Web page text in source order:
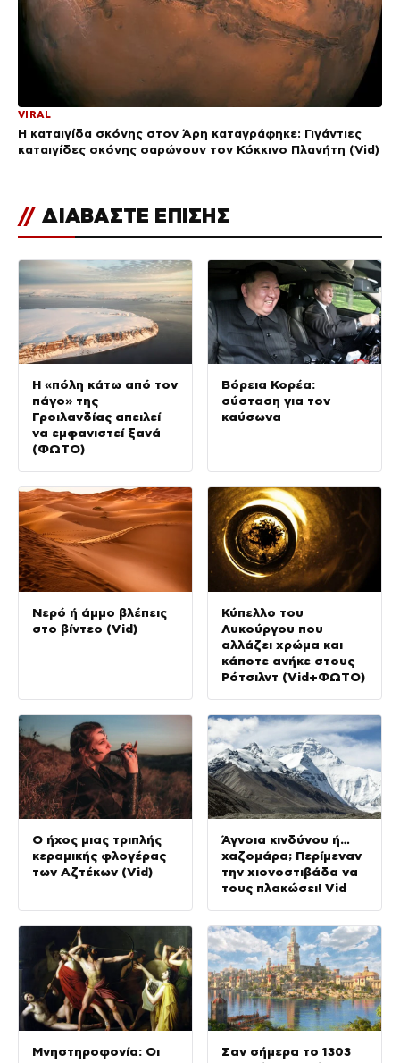
VIRAL
Η καταιγίδα σκόνης στον Άρη καταγράφηκε: Γιγάντιες
καταιγίδες σκόνης σαρώνουν τον Κόκκινο Πλανήτη (Vid)
// ΔΙΑΒΑΣΤΕ ΕΠΙΣΗΣ
Η «πόλη κάτω από τον
πάγο» της
Γροιλανδίας απειλεί
να εμφανιστεί ξανά
(ΦΩΤΟ)
Βόρεια Κορέα:
σύσταση για τον
καύσωνα
Νερό ή άμμο βλέπεις
στο βίντεο (Vid)
Κύπελλο του
Λυκούργου που
αλλάζει χρώμα και
κάποτε ανήκε στους
Ρότσιλντ (Vid+ΦΩΤΟ)
Ο ήχος μιας τριπλής
κεραμικής φλογέρας
των Αζτέκων (Vid)
Άγνοια κινδύνου ή…
χαζομάρα; Περίμεναν
την χιονοστιβάδα να
τους πλακώσει! Vid
Μνηστηροφονία: Οι
Σαν σήμερα το 1303